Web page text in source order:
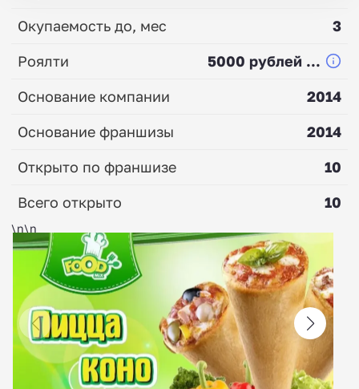
Окупаемость до, мес
3
Роялти
5000 рублей ...
Основание компании
2014
Основание франшизы
2014
Открыто по франшизе
10
Всего открыто
10
\n\n